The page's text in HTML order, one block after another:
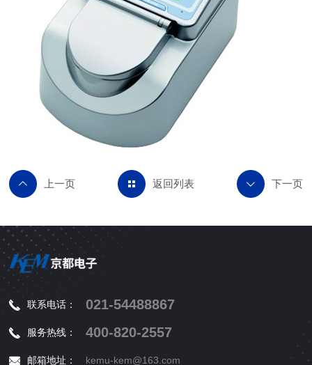
返回列表
联系电话： 021-54488867
服务热线： 400-820-2557
邮箱地址： kemu-kem@163.com